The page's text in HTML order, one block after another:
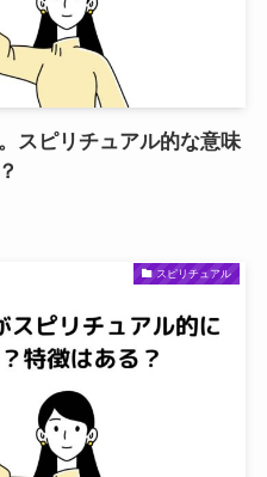
スピリチュアル的な意味
スピリチュアル